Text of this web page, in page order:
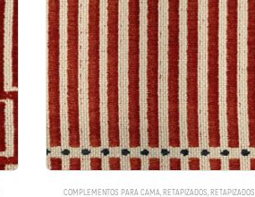
COMPLEMENTOS PARA CAMA,RETAPIZADOS,RETAPIZADOS